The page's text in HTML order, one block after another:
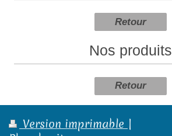
Retour
Nos produits
Retour
Version imprimable |